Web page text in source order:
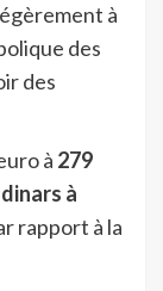
à
des
des
à 279
à
rapport à la